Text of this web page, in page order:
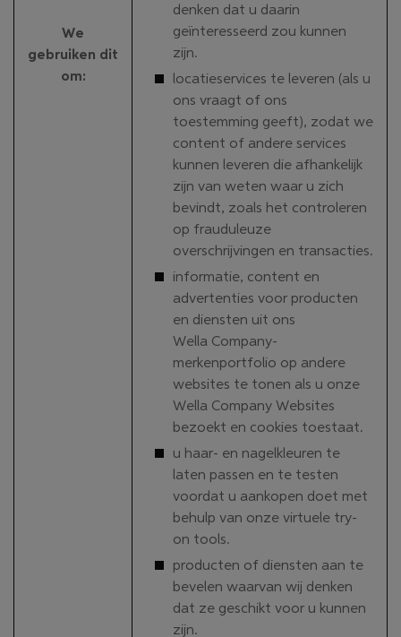
We
gebruiken dit
om:
denken dat u daarin
geïnteresseerd zou kunnen
zijn.
locatieservices te leveren (als u
ons vraagt of ons
toestemming geeft), zodat we
content of andere services
kunnen leveren die afhankelijk
zijn van weten waar u zich
bevindt, zoals het controleren
op frauduleuze
overschrijvingen en transacties.
informatie, content en
advertenties voor producten
en diensten uit ons
Wella Company-
merkenportfolio op andere
websites te tonen als u onze
Wella Company Websites
bezoekt en cookies toestaat.
u haar- en nagelkleuren te
laten passen en te testen
voordat u aankopen doet met
behulp van onze virtuele try-
on tools.
producten of diensten aan te
bevelen waarvan wij denken
dat ze geschikt voor u kunnen
zijn.